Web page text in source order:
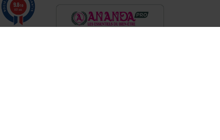
9.8/10
857 avis